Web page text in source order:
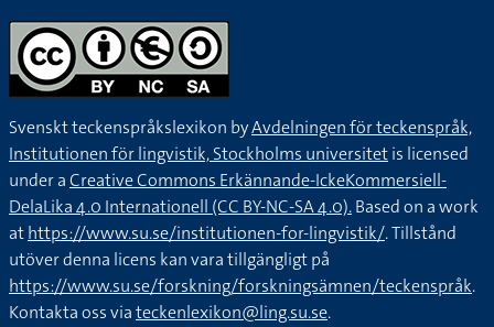
Svenskt teckenspråkslexikon byAvdelningen för teckenspråk,
Institutionen för lingvistik, Stockholms universitetis licensed
under aCreative Commons Erkännande-IckeKommersiell-
DelaLika 4.0 Internationell (CC BY-NC-SA 4.0).Based on a work
athttps://www.su.se/institutionen-for-lingvistik/. Tillstånd
utöver denna licens kan vara tillgängligt på
https://www.su.se/forskning/forskningsämnen/teckenspråk.
Kontakta oss viateckenlexikon@ling.su.se.